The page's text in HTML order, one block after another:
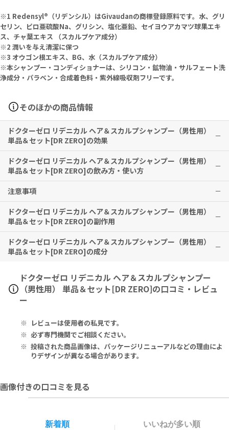
※1 Redensyl®（リデンシル）はGivaudanの商標登録原料です。水、グリ
セリン、ピロ亜硫酸Na、グリシン、塩化亜鉛、セイヨウアカマツ球果エキ
ス、チャ葉エキス （スカルプケア成分）
※2 潤いを与え清潔に保つ
※3 オウゴン根エキス、BG、水（スカルプケア成分）
※本シャンプー・コンディショナーは、シリコン・鉱物油・サルフェート洗
浄成分・パラベン・合成着色料・紫外線吸収剤フリーです。
そのほかの商品情報
ドクターゼロ リデニカル ヘア＆スカルプシャンプー（男性用）
単品＆セット[DR ZERO]の効果
ドクターゼロ リデニカル ヘア&スカルプシャンプー 男性用
頭皮環境を整える育毛シャンプーです。
ドクターゼロ リデニカル ヘア&スカルプコンディショナー 男性用
頭皮環境を整える育毛コンディショナーです。
※有用性には個人差がありますことを予めご了承ください。
ドクターゼロ リデニカル ヘア＆スカルプシャンプー（男性用）
単品＆セット[DR ZERO]の飲み方・使い方
ドクターゼロ リデニカル ヘア&スカルプシャンプー 男性用
ぬるま湯で地肌と髪全体をしっかりとすすいでください。
適量を手にとり、髪全体になじませます。
充分に泡立てて、頭皮をマッサージするように丁寧に洗い、すすいで
ください。同リデニカルシリーズのコンディショナーと合わせてご使
用いただくことをお勧めします。
シャンプー後、軽く髪の水けをきります。
適量を手にとり、頭皮と髪全体にマッサージしながらなじませます。
その後、十分にすすいでください。同リデニカルシリーズのシャンプ
ーと合わせてご使用いただくことをお勧めします。
注意事項
ドクターゼロ リデニカル ヘア&スカルプシャンプー・コンディショナ
ー 男性用
頭皮に傷、はれもの、しっしん等、異常のある時は、ご使用にならな
いでください。
目に入らないようご注意ください。目に入った場合は、こすらずにす
ください。
乳幼児の手の届かないところに保管してください。
極端に高温又は低温の場所、直射日光のあたる場所には保管しないで
ください。
ドクターゼロ リデニカル ヘア＆スカルプシャンプー（男性用）
単品＆セット[DR ZERO]の副作用
ドクターゼロ リデニカル ヘア&スカルプシャンプー・コンディショナ
ー 男性用
した頭皮に直射日光があたって上記のような異常が現れた場合は使用
を中止し、皮フ科専門医へ相談してください。使い続けると症状が悪
化することがあります。
ドクターゼロ リデニカル ヘア＆スカルプシャンプー（男性用）
単品＆セット[DR ZERO]の成分
ドクターゼロ リデニカル ヘア&スカルプシャンプー 男性用
水、オレフィン（Ｃ１４－１６）スルホン酸Ｎａ、コカミドプロピル
ベタイン、コカミドＤＥＡ、ラウレス−４カルボン酸Ｎａ、ＰＧ、コ
コイルグルタミン酸ＴＥＡ、セイヨウアカマツ球果エキス、チャ葉エ
ンオラミン、オウゴン根エキス、ヒノキチオール、ヒオウギエキス、
アカヤジオウ根エキス、サンショウ果皮エキス、チョウジエキス、セ
ージ葉エキス、キハダ樹皮エキス、ユーカリ葉エキス、レモングラス
葉／茎エキス、セイヨウハッカ油、セリン、バリン、イソロイシン、
ａ、乳酸Ｎａ、サリチル酸、グリチルリチン酸２Ｋ、ジステアリン酸
ドクターゼロ リデニカル ヘア＆スカルプシャンプー
（男性用） 単品＆セット[DR ZERO]の口コミ・レビュ
ー
レビューは使用者の私見です。
必ず専門機関でご相談ください。
投稿された商品画像は、パッケージリニューアルなどの理由によ
りデザインが異なる場合があります。
画像付きの口コミを見る
新着順 いいねが多い順